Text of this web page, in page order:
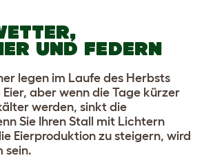
UND FEDERN
legen im Laufe des Herbsts
aber wenn die Tage kürzer
werden, sinkt die
Sie Ihren Stall mit Lichtern
Eierproduktion zu steigern, wird
sein.